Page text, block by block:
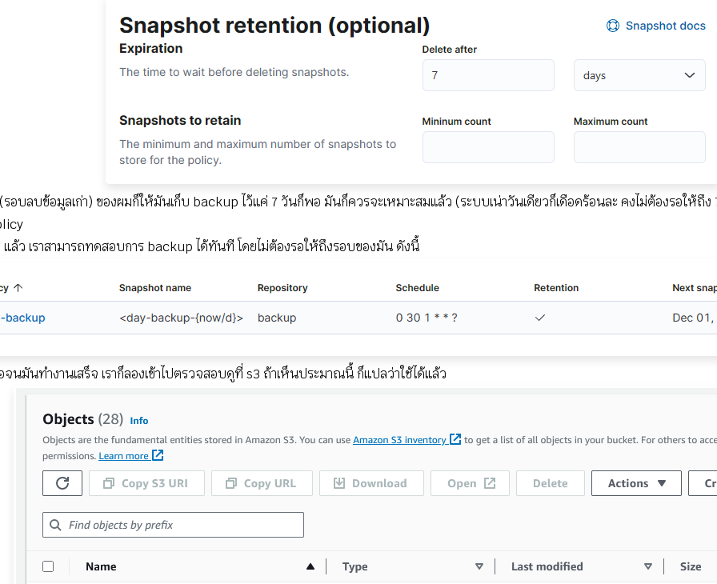
บลบข้อมูลเก่า) ของผมก็ให้มันเก็บ backup ไว้แค่ 7 วันก็พอ มันก็ควรจะเหมาะสมแล้ว (ระบบเน่าวันเดียวก็เดือดร้อนละ คงไม่ต้องรอให้ถึง
ล้ว เราสามารถทดสอบการ backup ได้ทันที โดยไม่ต้องรอให้ถึงรอบของมัน ดังนี้
นมันทำงานเสร็จ เราก็ลองเข้าไปตรวจสอบดูที่ s3 ถ้าเห็นประมาณนี้ ก็แปลว่าใช้ได้แล้ว